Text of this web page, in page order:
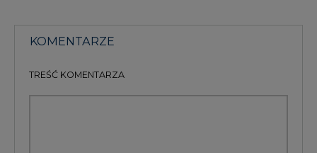
Przesłanie komentarza oznacza akceptację zasad korzystania z portalu